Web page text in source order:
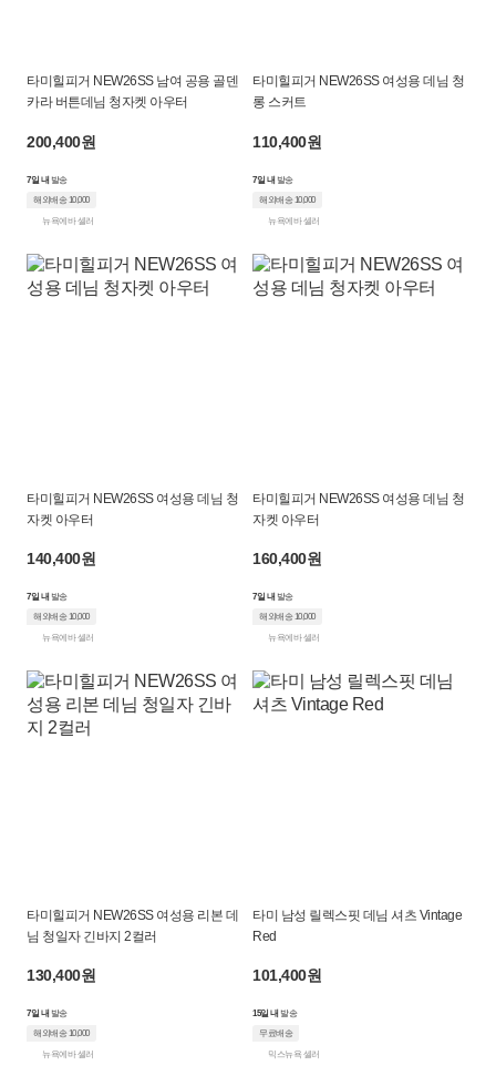
타미힐피거 NEW26SS 남여 공용 골덴
카라 버튼데님 청자켓 아우터
200,400원
7일 내 발송
해외배송 10,000
뉴욕에바 셀러
타미힐피거 NEW26SS 여성용 데님 청
롱 스커트
110,400원
7일 내 발송
해외배송 10,000
뉴욕에바 셀러
타미힐피거 NEW26SS 여성용 데님 청
자켓 아우터
140,400원
7일 내 발송
해외배송 10,000
뉴욕에바 셀러
타미힐피거 NEW26SS 여성용 데님 청
자켓 아우터
160,400원
7일 내 발송
해외배송 10,000
뉴욕에바 셀러
타미힐피거 NEW26SS 여성용 리본 데
님 청일자 긴바지 2컬러
130,400원
7일 내 발송
해외배송 10,000
뉴욕에바 셀러
타미 남성 릴렉스핏 데님 셔츠 Vintage
Red
101,400원
15일 내 발송
무료배송
믹스뉴욕 셀러